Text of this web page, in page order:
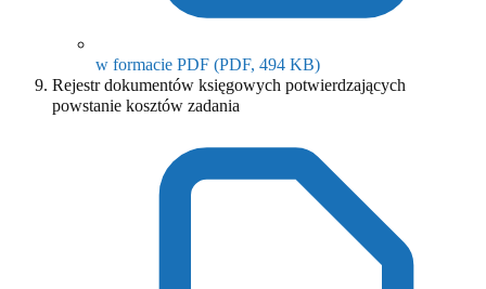
w formacie PDF (PDF, 494 KB)(otwiera się w nowym
Rejestr dokumentów księgowych potwierdzających
powstanie kosztów zadania